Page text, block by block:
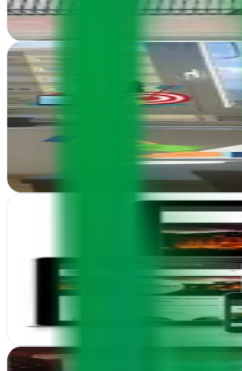
Ver ficha
Conecta Digital Posicionamiento
Donostia-San Sebastián, Guipúzcoa
Conecta Digital impulsa tu presencia en
Ver fichacompleta
Donostia-San Sebastián, Guipúzcoa
En Donostia, impulsan tiendas online con
Ver ficha